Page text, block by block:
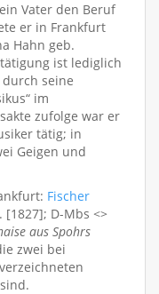
Vater den Beruf
er in Frankfurt
Hahn geb.
ist lediglich
seine
im
zufolge war er
tätig; in
Geigen und
Fischer
[1827]; D-Mbs <>
aus Spohrs
zwei bei